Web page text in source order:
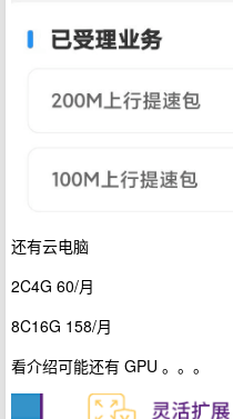
还有云电脑
2C4G 60/月
8C16G 158/月
看介绍可能还有 GPU 。。。